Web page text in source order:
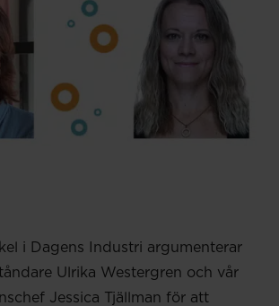
i Dagens Industri argumenterar
Ulrika Westergren och vår
Jessica Tjällman för att